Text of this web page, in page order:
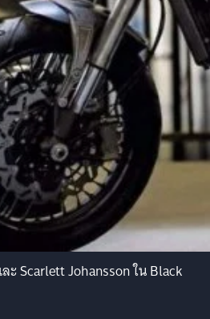
ะ Scarlett Johansson ใน Black